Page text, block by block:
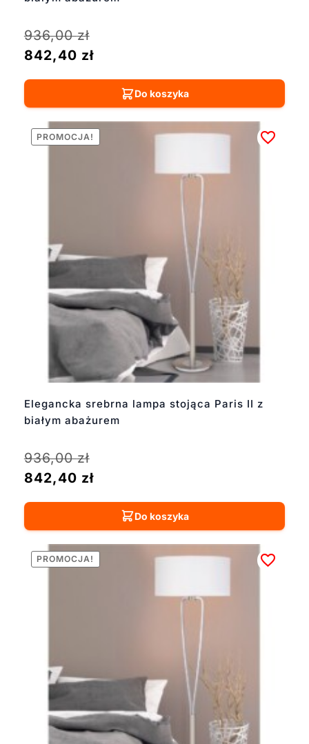
936,00zł
842,40 zł
Do koszyka
Elegancka srebrna lampa stojąca Paris II z
białym abażurem
PROMOCJA!
936,00zł
842,40 zł
Do koszyka
PROMOCJA!